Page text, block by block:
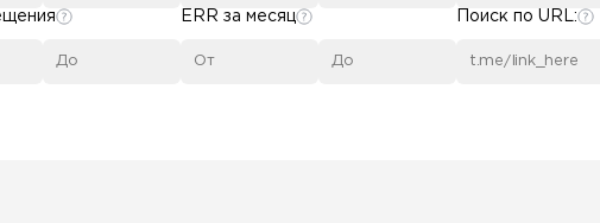
ERR за месяц Поиск по URL: